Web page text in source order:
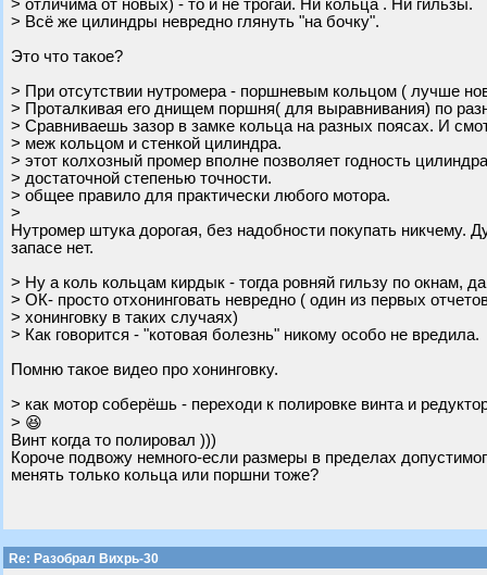
> отличима от новых) - то и не трогай. Ни кольца . Ни гильзы.
> Всё же цилиндры невредно глянуть "на бочку".
Это что такое?
> При отсутствии нутромера - поршневым кольцом ( лучше
> Проталкивая его днищем поршня( для выравнивания) по
> Сравниваешь зазор в замке кольца на разных поясах. И
> меж кольцом и стенкой цилиндра.
> этот колхозный промер вполне позволяет годность
> достаточной степенью точности.
> общее правило для практически любого мотора.
>
Нутромер штука дорогая, без надобности покупать
запасе нет.
> Ну а коль кольцам кирдык - тогда ровняй гильзу по окнам,
> ОК- просто отхонинговать невредно ( один из первых
> хонинговку в таких случаях)
> Как говорится - "котовая болезнь" никому особо не вредила.
Помню такое видео про хонинговку.
> как мотор соберёшь - переходи к полировке винта и
> 😆
Винт когда то полировал )))
Короче подвожу немного-если размеры в пределах
менять только кольца или поршни тоже?
Re: Разобрал Вихрь-30